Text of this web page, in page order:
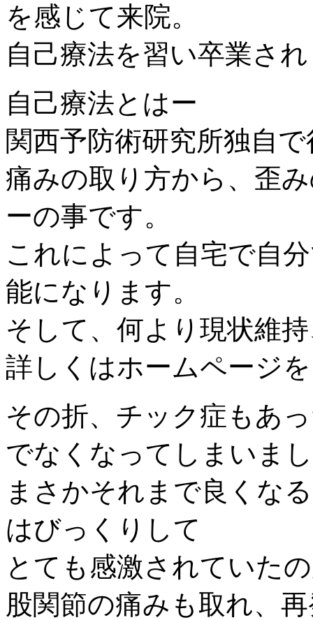
を感じて来院。
自己療法を習い卒業さ
自己療法とはー
関西予防術研究所独自
痛みの取り方から、歪
ーの事です。
これによって自宅で自
能になります。
そして、何より現状維
詳しくはホームページ
その折、チック症もあ
でなくなってしまいま
まさかそれまで良くな
はびっくりして
とても感激されていた
股関節の痛みも取れ、